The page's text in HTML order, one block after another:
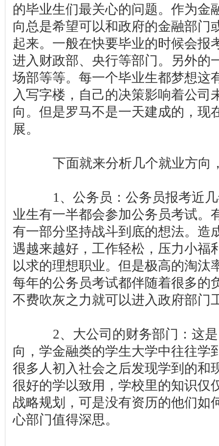
的毕业生们最关心的问题。作为金
向总是希望可以和政府的金融部门
起来。一般在快要毕业的时候会报
进入财政部、央行等部门。另外的
场部等等。每一个毕业生都梦想这
入写字楼，自己的决策影响着公司
向。但是罗马不是一天建成的，现
展。
下面就来分析几个就业方向
1、公务员：公务员报考近几
业生有一半都会参加公务员考试。
有一部分坚持战斗到底的想法。造
遇越来越好，工作轻松，压力小福
以求的理想职业。但是极高的淘汰
每年的公务员考试都伴随着很多的
不费吹灰之力就可以进入政府部门
2、大公司的财务部门：这是
向，学金融类的学生大学中往往学
很多人初入社会之后发现学到的和
很好的学以致用，学校里的知识仅
战略规划，可是没有资历的他们如
心部门值得深思。